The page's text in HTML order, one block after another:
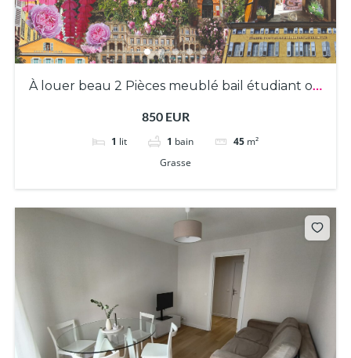
À louer beau 2 Pièces meublé bail étudiant ou
850 EUR
1 lit 1 bain 45 m²
Grasse